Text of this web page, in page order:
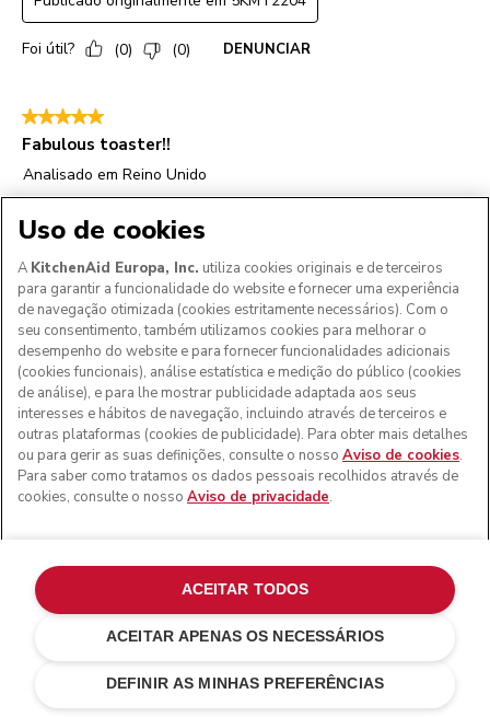
Preto ónix
€ 263,20
€ 329,00
Poupar nos
Uso de cookies
A KitchenAid Europa, Inc. utiliza cookies originais e de terceiros
para garantir a funcionalidade do website e fornecer uma experiência
de navegação otimizada (cookies estritamente necessários). Com o
seu consentimento, também utilizamos cookies para melhorar o
desempenho do website e para fornecer funcionalidades adicionais
(cookies funcionais), análise estatística e medição do público (cookies
de análise), e para lhe mostrar publicidade adaptada aos seus
interesses e hábitos de navegação, incluindo através de terceiros e
outras plataformas (cookies de publicidade). Para obter mais detalhes
ou para gerir as suas definições, consulte o nosso Aviso de cookies.
Para saber como tratamos os dados pessoais recolhidos através de
cookies, consulte o nosso Aviso de privacidade.
DEFINIR AS MINHAS PREFERÊNCIAS
ACEITAR APENAS OS NECESSÁRIOS
ACEITAR TODOS